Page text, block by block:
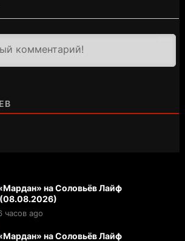
на Соловьёв Лайф
(08.08.2026)
часов ago
на Соловьёв Лайф